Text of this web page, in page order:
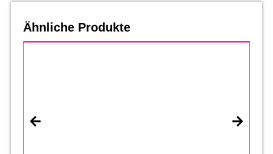
Ähnliche Produkte